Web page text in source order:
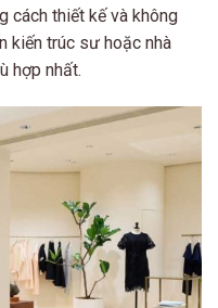
cách thiết kế và không
kiến trúc sư hoặc nhà
hợp nhất.